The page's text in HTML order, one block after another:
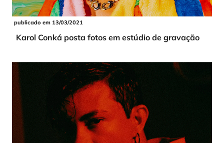
publicado em 13/03/2021
Karol Conká posta fotos em estúdio de gravação